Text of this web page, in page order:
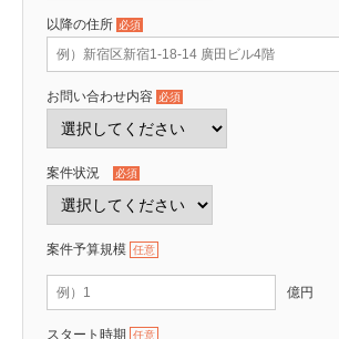
以降の住所 必須
お問い合わせ内容 必須
案件状況 必須
案件予算規模 任意
スタート時期 任意